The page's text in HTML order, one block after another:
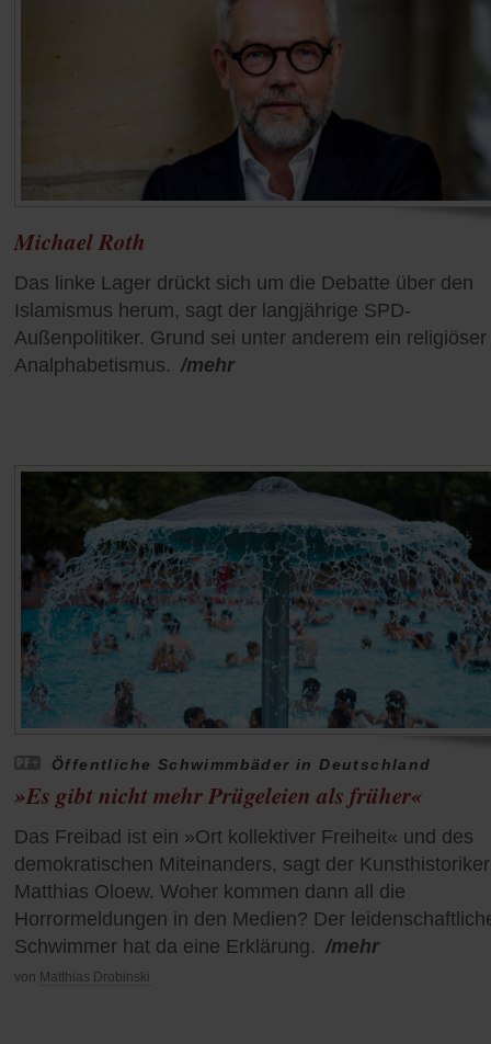
Michael Roth
Das linke Lager drückt sich um die Debatte über den
Islamismus herum, sagt der langjährige SPD-
Außenpolitiker. Grund sei unter anderem ein religiöser
Analphabetismus. /mehr
Öffentliche Schwimmbäder in Deutschland
»Es gibt nicht mehr Prügeleien als früher«
Das Freibad ist ein »Ort kollektiver Freiheit« und des
demokratischen Miteinanders, sagt der Kunsthistoriker
Matthias Oloew. Woher kommen dann all die
Horrormeldungen in den Medien? Der
Schwimmer hat da eine Erklärung. /mehr
von Matthias Drobinski